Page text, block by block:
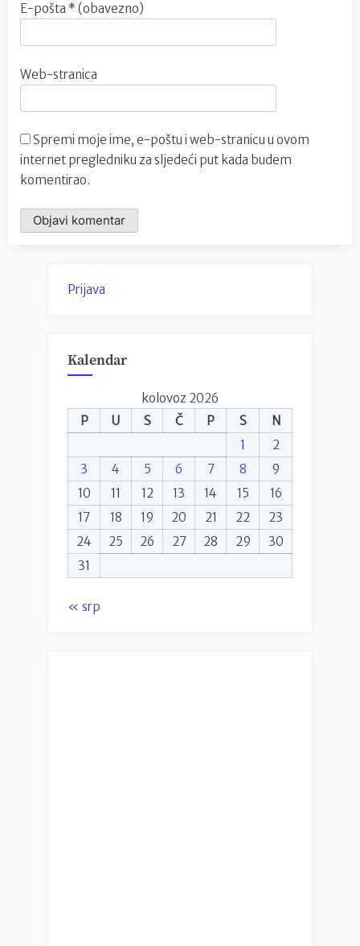
E-pošta * (obavezno)
Web-stranica
Spremi moje ime, e-poštu i web-stranicu u ovom
internet pregledniku za sljedeći put kada budem
komentirao.
Prijava
Kalendar
kolovoz 2026
P
U S Č P S
N
1
2
3
4 5 6 7 8
9
10
11 12 13 14 15
16
17
18 19 20 21 22
23
24
25 26 27 28 29
30
31
« srp